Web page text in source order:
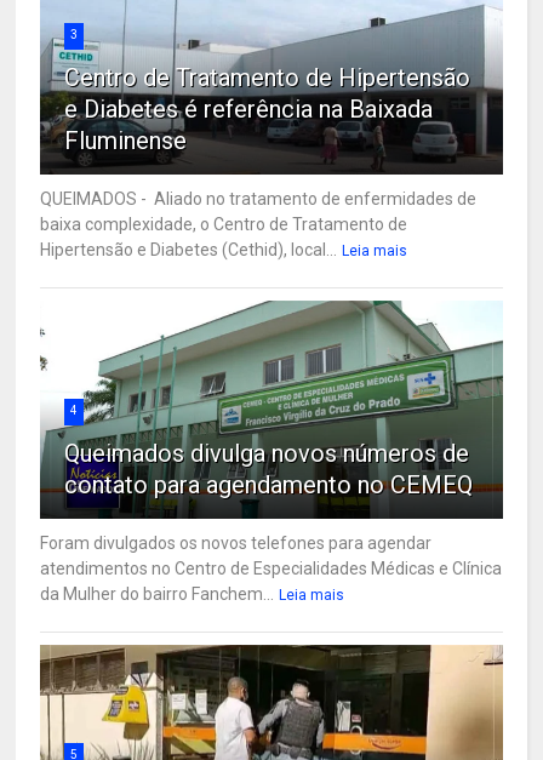
3
Centro de Tratamento de Hipertensão
e Diabetes é referência na Baixada
Fluminense
QUEIMADOS - Aliado no tratamento de enfermidades de
baixa complexidade, o Centro de Tratamento de
Hipertensão e Diabetes (Cethid), local... Leia mais
4
Queimados divulga novos números de
contato para agendamento no CEMEQ
Foram divulgados os novos telefones para agendar
atendimentos no Centro de Especialidades Médicas e Clínica
da Mulher do bairro Fanchem... Leia mais
5